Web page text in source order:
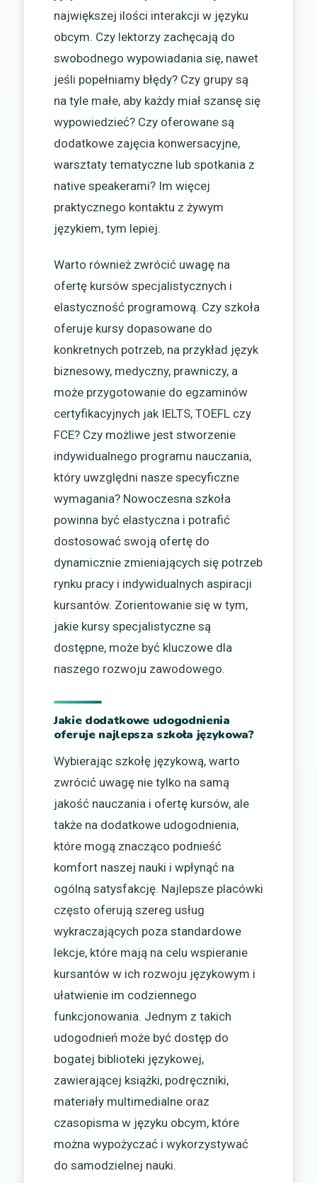
największej ilości interakcji w języku
obcym. Czy lektorzy zachęcają do
swobodnego wypowiadania się, nawet
jeśli popełniamy błędy? Czy grupy są
na tyle małe, aby każdy miał szansę się
wypowiedzieć? Czy oferowane są
dodatkowe zajęcia konwersacyjne,
warsztaty tematyczne lub spotkania z
native speakerami? Im więcej
praktycznego kontaktu z żywym
językiem, tym lepiej.
Warto również zwrócić uwagę na
ofertę kursów specjalistycznych i
elastyczność programową. Czy szkoła
oferuje kursy dopasowane do
konkretnych potrzeb, na przykład język
biznesowy, medyczny, prawniczy, a
może przygotowanie do egzaminów
certyfikacyjnych jak IELTS, TOEFL czy
FCE? Czy możliwe jest stworzenie
indywidualnego programu nauczania,
który uwzględni nasze specyficzne
wymagania? Nowoczesna szkoła
powinna być elastyczna i potrafić
dostosować swoją ofertę do
dynamicznie zmieniających się potrzeb
rynku pracy i indywidualnych aspiracji
kursantów. Zorientowanie się w tym,
jakie kursy specjalistyczne są
dostępne, może być kluczowe dla
naszego rozwoju zawodowego.
Jakie dodatkowe udogodnienia
oferuje najlepsza szkoła językowa?
Wybierając szkołę językową, warto
zwrócić uwagę nie tylko na samą
jakość nauczania i ofertę kursów, ale
także na dodatkowe udogodnienia,
które mogą znacząco podnieść
komfort naszej nauki i wpłynąć na
ogólną satysfakcję. Najlepsze placówki
często oferują szereg usług
wykraczających poza standardowe
lekcje, które mają na celu wspieranie
kursantów w ich rozwoju językowym i
ułatwienie im codziennego
funkcjonowania. Jednym z takich
udogodnień może być dostęp do
bogatej biblioteki językowej,
zawierającej książki, podręczniki,
materiały multimedialne oraz
czasopisma w języku obcym, które
można wypożyczać i wykorzystywać
do samodzielnej nauki.